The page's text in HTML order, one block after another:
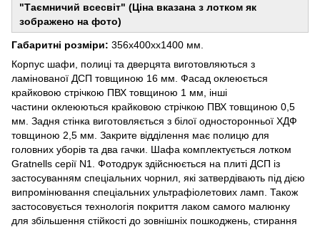
"Таємничий всесвіт" (Ціна вказана з лотком як
зображено на фото)
Габаритні розміри: 356х400хх1400 мм.
Корпус шафи, полиці та дверцята виготовляються з
ламінованої ДСП товщиною 16 мм. Фасад оклеюється
крайковою стрічкою ПВХ товщиною 1 мм, інші
частини оклеюються крайковою стрічкою ПВХ товщиною 0,5
мм. Задня стінка виготовляється з білої односторонньої ХДФ
товщиною 2,5 мм. Закрите відділення має полицю для
головних уборів та два гачки. Шафа комплектується лотком
Gratnells серії N1. Фотодрук здійснюється на плиті ДСП із
застосуванням спеціальних чорнил, які затвердівають під дією
випромінювання спеціальних ультрафіолетових ламп. Також
застосовується технологія покриття лаком самого малюнку
для збільшення стійкості до зовнішніх пошкоджень, стирання